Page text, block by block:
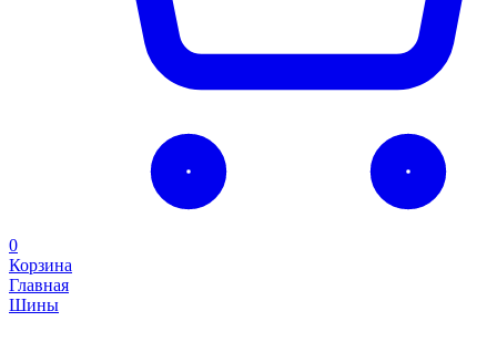
0
Корзина
Главная
Шины